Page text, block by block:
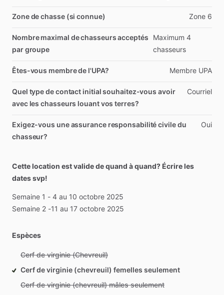
Zone de chasse (si connue) Zone 6
Nombre maximal de chasseurs acceptés
par groupe
Maximum 4
chasseurs
Êtes-vous membre de l'UPA? Membre UPA
Quel type de contact initial souhaitez-vous avoir
avec les chasseurs louant vos terres?
Courriel
Exigez-vous une assurance responsabilité civile du
chasseur?
Oui
Cette location est valide de quand à quand? Écrire les
dates svp!
Semaine 1 - 4 au 10 octobre 2025
Semaine 2 -11 au 17 octobre 2025
Espèces
Cerf de virginie (Chevreuil)
Cerf de virginie (chevreuil) femelles seulement
Cerf de virginie (chevreuil) mâles seulement